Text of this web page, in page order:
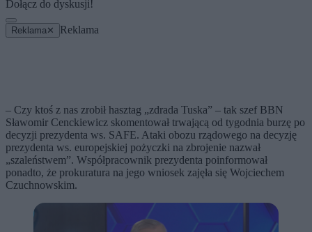
Dołącz do dyskusji!
Reklama ✕ Reklama
– Czy ktoś z nas zrobił hasztag „zdrada Tuska” – tak szef BBN
Sławomir Cenckiewicz skomentował trwającą od tygodnia burzę po
decyzji prezydenta ws. SAFE. Ataki obozu rządowego na decyzję
prezydenta ws. europejskiej pożyczki na zbrojenie nazwał
„szaleństwem”. Współpracownik prezydenta poinformował
ponadto, że prokuratura na jego wniosek zajęła się Wojciechem
Czuchnowskim.